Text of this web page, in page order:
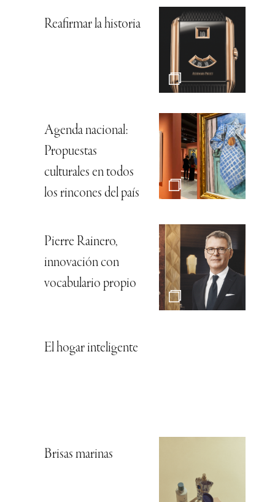
Reafirmar la historia
Agenda nacional:
Propuestas
culturales en todos
los rincones del país
Pierre Rainero,
innovación con
vocabulario propio
El hogar inteligente
Brisas marinas